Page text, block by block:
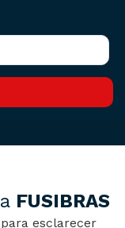
FUSIBRAS
esclarecer